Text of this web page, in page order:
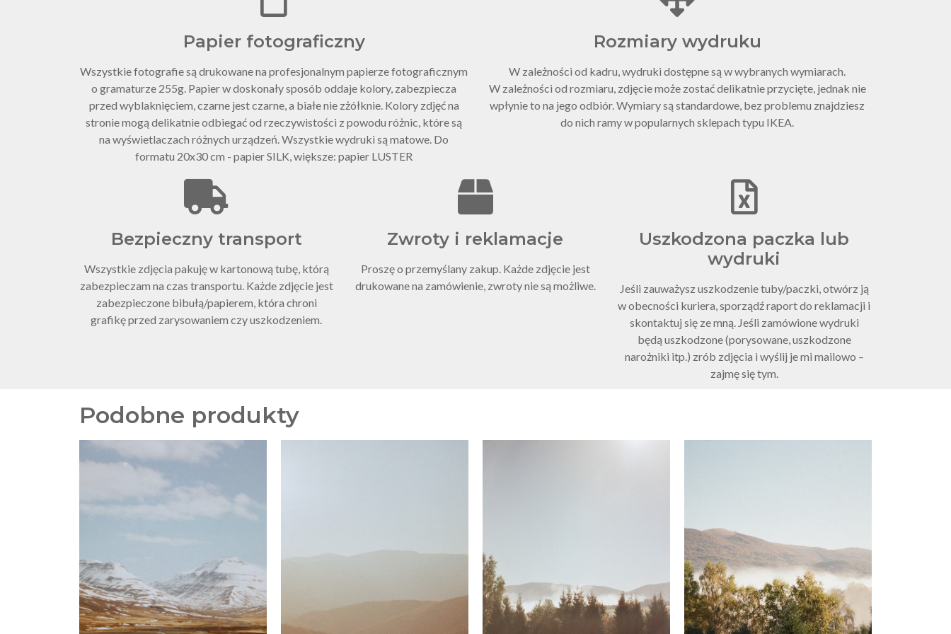
Papier fotograficzny
Wszystkie fotografie są drukowane na profesjonalnym papierze fotograficznym
o gramaturze 255g. Papier w doskonały sposób oddaje kolory, zabezpiecza
przed wyblaknięciem, czarne jest czarne, a białe nie zżółknie. Kolory zdjęć na
stronie mogą delikatnie odbiegać od rzeczywistości z powodu różnic, które są
na wyświetlaczach różnych urządzeń. Wszystkie wydruki są matowe. Do
formatu 20x30 cm - papier SILK, większe: papier LUSTER
Rozmiary wydruku
W zależności od kadru, wydruki dostępne są w wybranych wymiarach.
W zależności od rozmiaru, zdjęcie może zostać delikatnie przycięte, jednak nie
wpłynie to na jego odbiór. Wymiary są standardowe, bez problemu znajdziesz
do nich ramy w popularnych sklepach typu IKEA.
Bezpieczny transport
Wszystkie zdjęcia pakuję w kartonową tubę, którą
zabezpieczam na czas transportu. Każde zdjęcie jest
zabezpieczone bibułą/papierem, która chroni
grafikę przed zarysowaniem czy uszkodzeniem.
Zwroty i reklamacje
Proszę o przemyślany zakup. Każde zdjęcie jest
drukowane na zamówienie, zwroty nie są możliwe.
Uszkodzona paczka lub
wydruki
Jeśli zauważysz uszkodzenie tuby/paczki, otwórz ją
w obecności kuriera, sporządź raport do reklamacji i
skontaktuj się ze mną. Jeśli zamówione wydruki
będą uszkodzone (porysowane, uszkodzone
narożniki itp.) zrób zdjęcia i wyślij je mi mailowo –
zajmę się tym.
Podobne produkty